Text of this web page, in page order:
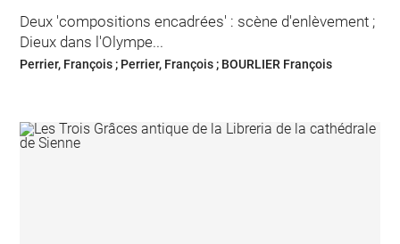
Deux 'compositions encadrées' : scène d'enlèvement ;
Dieux dans l'Olympe...
Perrier, François ; Perrier, François ; BOURLIER François